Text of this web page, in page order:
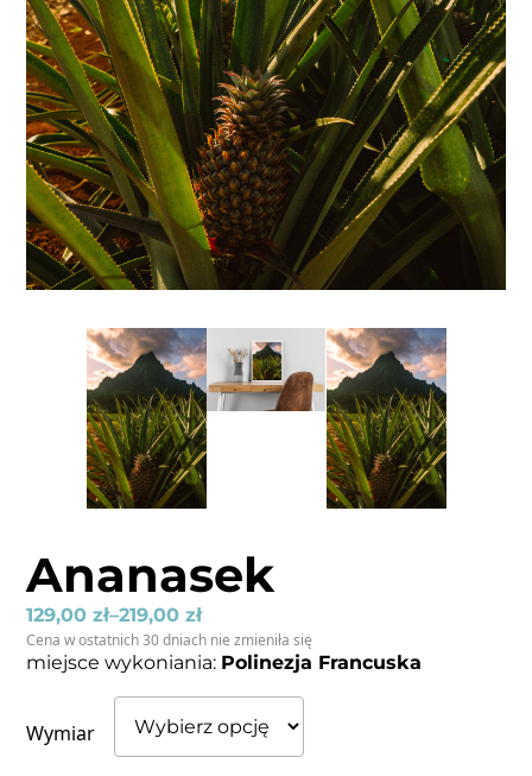
Ananasek
129,00zł–219,00zł
Cena w ostatnich 30 dniach nie zmieniła się
miejsce wykoniania: Polinezja Francuska
Wymiar